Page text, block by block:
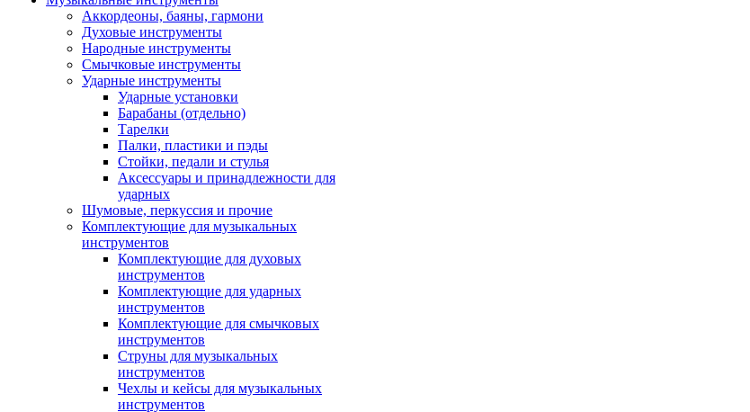
Аккордеоны, баяны, гармони
Духовые инструменты
Народные инструменты
Смычковые инструменты
Ударные инструменты
Ударные установки
Барабаны (отдельно)
Тарелки
Палки, пластики и пэды
Стойки, педали и стулья
Аксессуары и принадлежности для
ударных
Шумовые, перкуссия и прочие
Комплектующие для музыкальных
инструментов
Комплектующие для духовых
инструментов
Комплектующие для ударных
инструментов
Комплектующие для смычковых
инструментов
Струны для музыкальных
инструментов
Чехлы и кейсы для музыкальных
инструментов